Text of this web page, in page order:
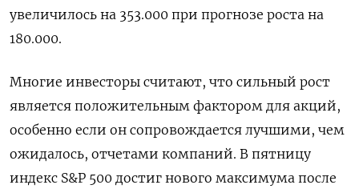
увеличилось на 353.000 при прогнозе роста на
180.000.
Многие инвесторы считают, что сильный рост
является положительным фактором для акций,
особенно если он сопровождается лучшими, чем
ожидалось, отчетами компаний. В пятницу
индекс S&P 500 достиг нового максимума после